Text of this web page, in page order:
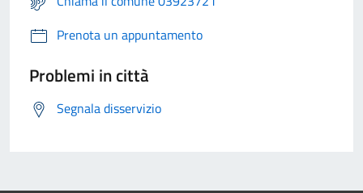
Prenota un appuntamento
Problemi in città
Segnala disservizio